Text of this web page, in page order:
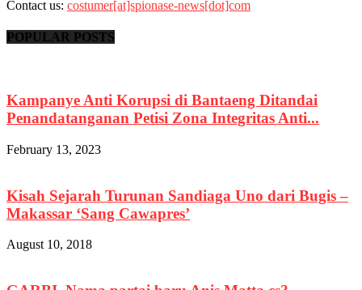
Contact us: costumer[at]spionase-news[dot]com
POPULAR POSTS
Kampanye Anti Korupsi di Bantaeng Ditandai
Penandatanganan Petisi Zona Integritas Anti...
February 13, 2023
Kisah Sejarah Turunan Sandiaga Uno dari Bugis –
Makassar ‘Sang Cawapres’
August 10, 2018